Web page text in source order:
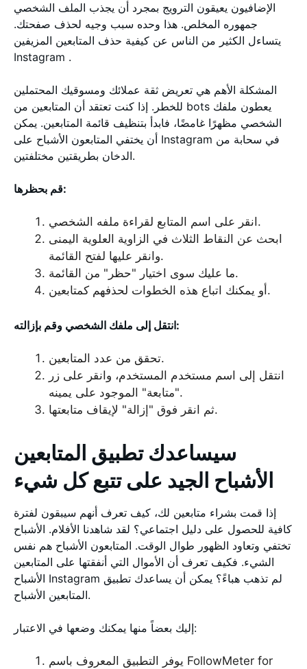
الإضافيون يعيقون الترويج بمجرد أن يجذب الملف الشخصي
جمهوره المخلص. هذا وحده سبب وجيه لحذف صفحتك.
يتساءل الكثير من الناس عن كيفية حذف المتابعين المزيفين
Instagram .
المشكلة الأهم هي تعريض ثقة عملائك ومسوقيك المحتملين
للخطر. إذا كنت تعتقد أن المتابعين من bots يعطون ملفك
الشخصي مظهرًا غامضًا، فابدأ بتنظيف قائمة المتابعين. يمكن
أن يختفي المتابعون الأشباح على Instagram في سحابة من
الدخان بطريقتين مختلفتين.
قم بحظرها:
انقر على اسم المتابع لقراءة ملفه الشخصي.
ابحث عن النقاط الثلاث في الزاوية العلوية اليمنى
وانقر عليها لفتح القائمة.
ما عليك سوى اختيار "حظر" من القائمة.
أو يمكنك اتباع هذه الخطوات لحذفهم كمتابعين.
انتقل إلى ملفك الشخصي وقم بإزالته:
تحقق من عدد المتابعين.
انتقل إلى اسم مستخدم المستخدم، وانقر على زر
"متابعة" الموجود على يمينه.
ثم انقر فوق "إزالة" لإيقاف متابعتها.
سيساعدك تطبيق المتابعين
الأشباح الجيد على تتبع كل شيء
إذا قمت بشراء متابعين لك، كيف تعرف أنهم سيبقون لفترة
كافية للحصول على دليل اجتماعي؟ لقد شاهدنا الأفلام. الأشباح
تختفي وتعاود الظهور طوال الوقت. المتابعون الأشباح هم نفس
الشيء. فكيف تعرف أن الأموال التي أنفقتها على المتابعين
الأشباح Instagram لم تذهب هباءً؟ يمكن أن يساعدك تطبيق
المتابعين الأشباح.
إليك بعضاً منها يمكنك وضعها في الاعتبار:
يوفر التطبيق المعروف باسم FollowMeter for